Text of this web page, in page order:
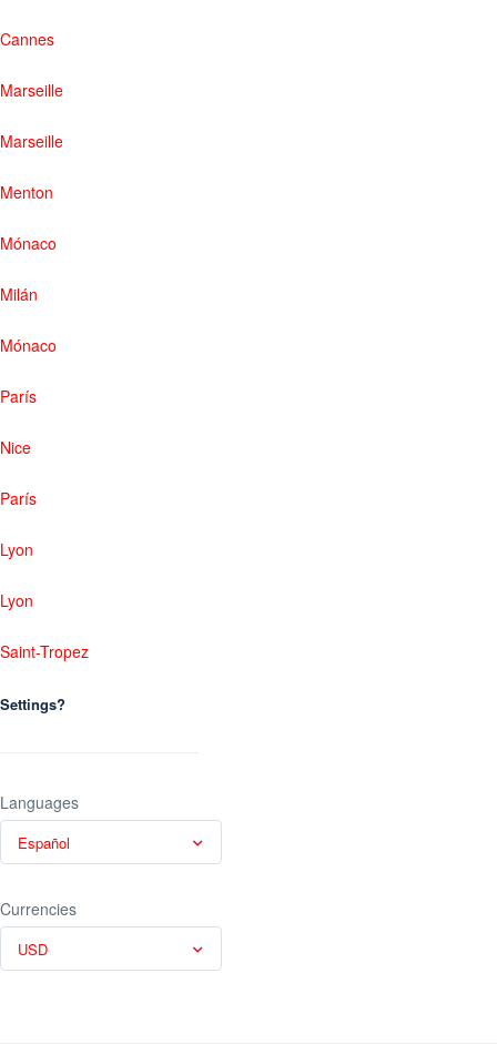
Cannes
Marseille
Marseille
Menton
Mónaco
Milán
Mónaco
París
Nice
París
Lyon
Lyon
Saint-Tropez
Settings?
Languages
Español
Currencies
USD